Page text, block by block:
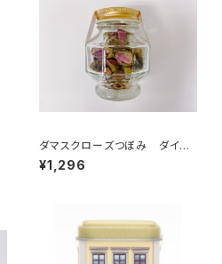
ダマスクローズつぼみ ダイヤ
モンド瓶
¥1,296